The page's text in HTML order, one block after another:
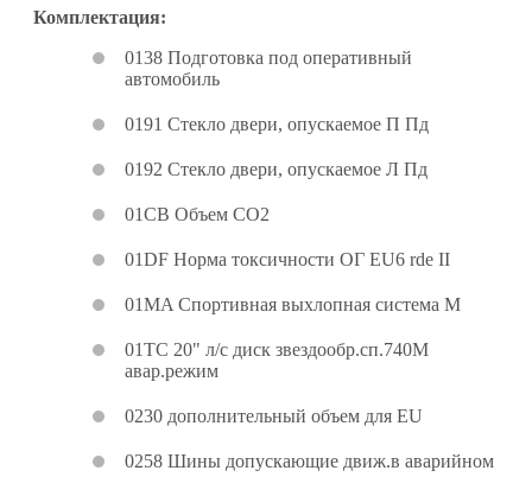
Комплектация:
0138 Подготовка под оперативный
автомобиль
0191 Стекло двери, опускаемое П Пд
0192 Стекло двери, опускаемое Л Пд
01CB Объем CO2
01DF Норма токсичности ОГ EU6 rde II
01MA Спортивная выхлопная система M
01TC 20" л/с диск звездообр.сп.740M
авар.режим
0230 дополнительный объем для EU
0258 Шины допускающие движ.в аварийном